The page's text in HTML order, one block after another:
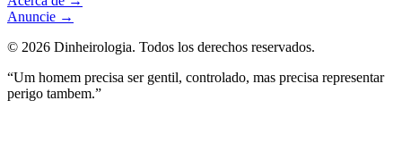
Anuncie →
© 2026 Dinheirologia. Todos los derechos reservados.
“Um homem precisa ser gentil, controlado, mas precisa representar
perigo tambem.”